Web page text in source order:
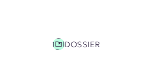
DOSSIER